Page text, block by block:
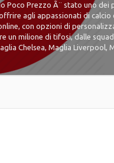
Poco Prezzo Ã¨ stato uno
agli appassionati di
con opzioni di
milione di tifosi, dalle
Chelsea, Maglia Liverpool,